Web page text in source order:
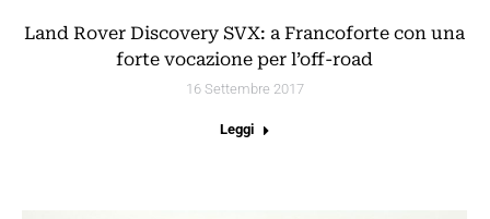
Land Rover Discovery SVX: a Francoforte con una
forte vocazione per l’off-road
16 Settembre 2017
Leggi